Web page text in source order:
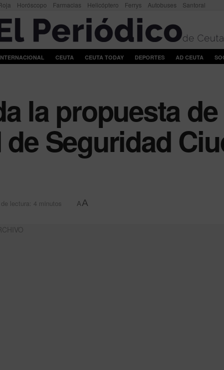
Horóscopo Farmacias Helicóptero Ferrys Autobuses Santoral
CEUTA CEUTA TODAY DEPORTES AD CEUTA
la propuesta
Seguridad
lectura: 4 minutos AA